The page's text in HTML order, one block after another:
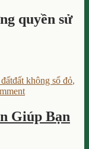
quyền sử
Tags
đất không sổ đỏ,
on
Không
Có
Giúp Bạn